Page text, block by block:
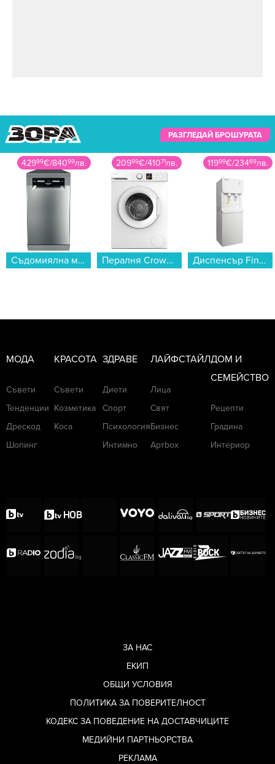
РАЗГЛЕДАЙ БРОШУРАТА
20999€/41071лв.
Пералня Crown LW 86T , 6.00 kg, 800 об./мин., D , Бял...
11999€/23469лв.
Диспенсър Finlux FWD-2057WS , 500 W...
11999€/23469лв.
Ледогенератор Finlux FICM-1225B...
МОДА
Съвети
Тенденции
Дрескод
Шопинг
КРАСОТА
Съвети
Козметика
Коса
ЗДРАВЕ
Диети
Спорт
Психология
Интимно
ЛАЙФСТАЙЛ
Лица
Свят
Бизнес
Артbox
ДОМ И
СЕМЕЙСТВО
Рецепти
Градина
Интериор
ЗА НАС
ЕКИП
ОБЩИ УСЛОВИЯ
ПОЛИТИКА ЗА ПОВЕРИТЕЛНОСТ
КОДЕКС ЗА ПОВЕДЕНИЕ НА ДОСТАВЧИЦИТЕ
МЕДИЙНИ ПАРТНЬОРСТВА
РЕКЛАМА